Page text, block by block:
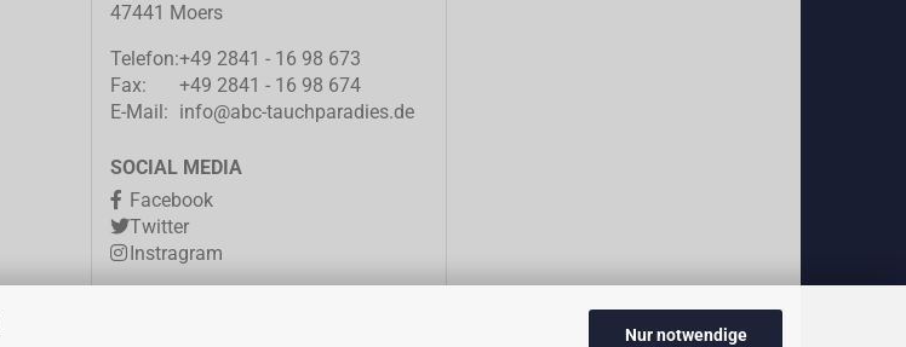
Nur notwendige
47441 Moers
Telefon:+49 2841 - 16 98 673
Fax:
+49 2841 - 16 98 674
E-Mail: info@abc-tauchparadies.de
SOCIAL MEDIA
Facebook
Twitter
Instragram